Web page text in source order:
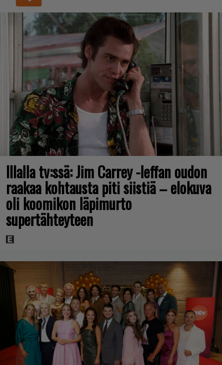
Illalla tv:ssä: Jim Carrey -leffan oudon
raakaa kohtausta piti siistiä – elokuva
oli koomikon läpimurto
supertähteyteen